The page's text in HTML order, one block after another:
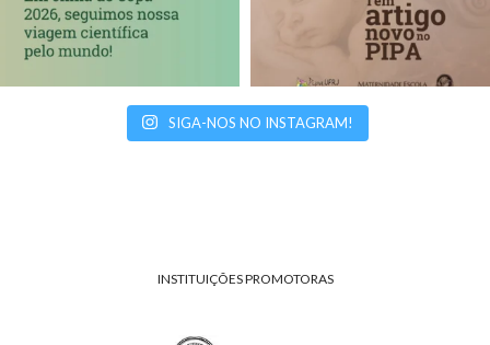
SIGA-NOS NO INSTAGRAM!
INSTITUIÇÕES PROMOTORAS